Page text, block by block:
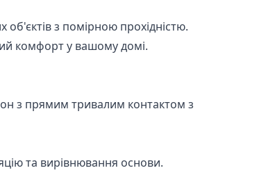
об'єктів з помірною прохідністю.
комфорт у вашому домі.
з прямим тривалим контактом з
та вирівнювання основи.